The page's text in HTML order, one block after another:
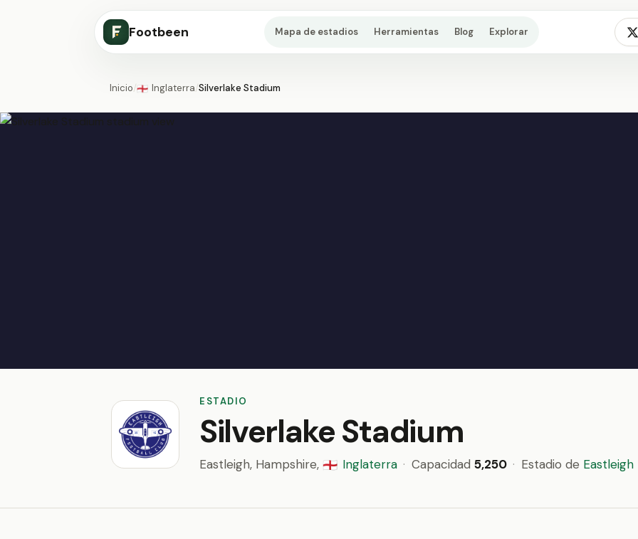
Footbeen Mapa de estadios Herramientas Blog Explorar
Inicio/🏴󠁧󠁢󠁥󠁮󠁧󠁿 Inglaterra/Silverlake Stadium
ESTADIO
Silverlake Stadium
Eastleigh, Hampshire, 🏴󠁧󠁢󠁥󠁮󠁧󠁿 Inglaterra · Capacidad 5,250 · Estadio de Eastleigh